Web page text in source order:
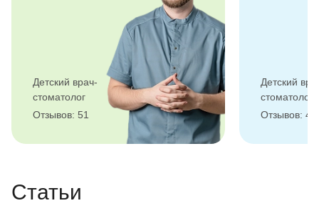
Детский врач-
стоматолог
Отзывов: 51
Детский
стоматолог
Отзывов: 40
Статьи